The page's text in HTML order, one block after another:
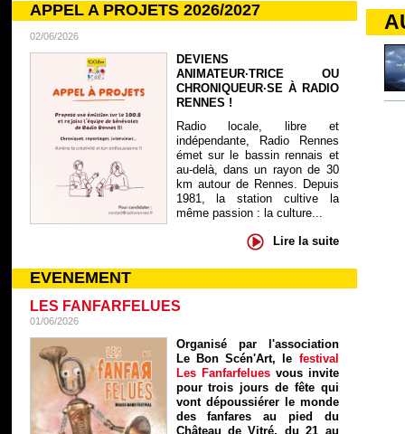
APPEL A PROJETS 2026/2027
02/06/2026
DEVIENS
ANIMATEUR·TRICE OU
CHRONIQUEUR·SE À RADIO
RENNES !
Radio locale, libre et
indépendante, Radio Rennes
émet sur le bassin rennais et
au-delà, dans un rayon de 30
km autour de Rennes. Depuis
1981, la station cultive la
même passion : la culture...
Lire la suite
EVENEMENT
LES FANFARFELUES
01/06/2026
Organisé par l'association
Le Bon Scén'Art, le festival
Les Fanfarfelues vous invite
pour trois jours de fête qui
vont dépoussiérer le monde
des fanfares au pied du
Château de Vitré, du 21 au